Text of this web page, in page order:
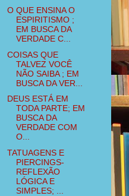
O QUE ENSINA O
ESPIRITISMO ;
EM BUSCA DA
VERDADE C...
COISAS QUE
TALVEZ VOCÊ
NÃO SAIBA ; EM
BUSCA DA VER...
DEUS ESTÁ EM
TODA PARTE; EM
BUSCA DA
VERDADE COM
O...
TATUAGENS E
PIERCINGS-
REFLEXÃO
LÓGICA E
SIMPLES; ...